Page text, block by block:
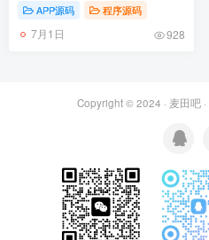
APP源码 程序源码
7月1日 928
Copyright © 2024 · 麦田吧 ·